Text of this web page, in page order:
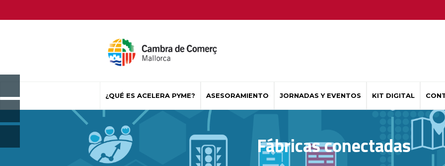
¿QUÉ ES ACELERA PYME? ASESORAMIENTO JORNADAS Y EVENTOS KIT DIGITAL
Fábricas conectadas